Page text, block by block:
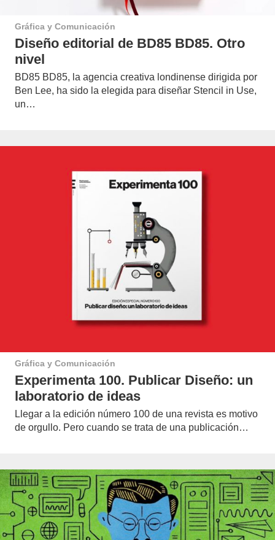
Gráfica y Comunicación
Diseño editorial de BD85 BD85. Otro
nivel
BD85 BD85, la agencia creativa londinense dirigida por
Ben Lee, ha sido la elegida para diseñar Stencil in Use,
un…
Gráfica y Comunicación
Experimenta 100. Publicar Diseño: un
laboratorio de ideas
Llegar a la edición número 100 de una revista es motivo
de orgullo. Pero cuando se trata de una publicación…